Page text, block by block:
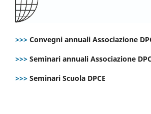
>>> Convegni annuali Associazione
>>> Seminari annuali Associazione
>>> Seminari Scuola DPCE